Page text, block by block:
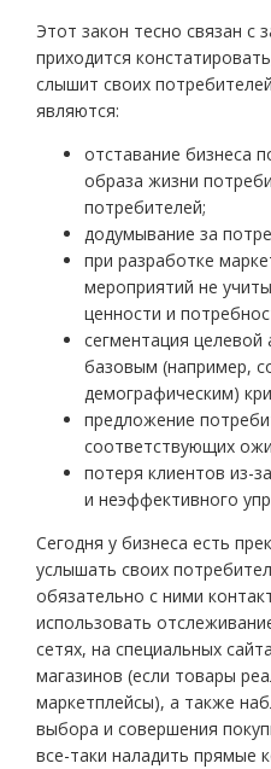
Этот закон тесно связан
приходится
слышит своих
являются:
отставание бизнеса
образа жизни
потребителей;
додумывание за
при разработке
мероприятий не
ценности и
сегментация
базовым (например,
демографическим)
предложение
соответствующих
потеря клиентов из-
и неэффективного
Сегодня у бизнеса есть
услышать своих
обязательно с ними
использовать
сетях, на специальных
магазинов (если товары
маркетплейсы), а также
выбора и совершения
все-таки наладить прямые